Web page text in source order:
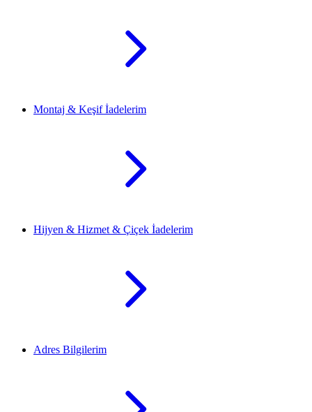
Montaj & Keşif İadelerim
Hijyen & Hizmet & Çiçek İadelerim
Adres Bilgilerim